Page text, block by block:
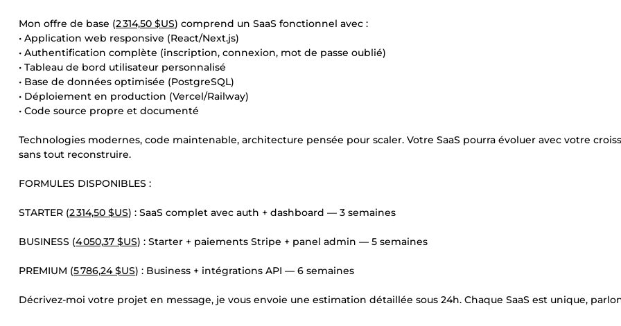
Mon offre de base (2 314,50 $US) comprend un SaaS fonctionnel avec :
• Application web responsive (React/Next.js)
• Authentification complète (inscription, connexion, mot de passe oublié)
• Tableau de bord utilisateur personnalisé
• Base de données optimisée (PostgreSQL)
• Déploiement en production (Vercel/Railway)
• Code source propre et documenté
Technologies modernes, code maintenable, architecture pensée pour scaler. Votre SaaS pourra évoluer avec votre
sans tout reconstruire.
FORMULES DISPONIBLES :
STARTER (2 314,50 $US) : SaaS complet avec auth + dashboard — 3 semaines
BUSINESS (4 050,37 $US) : Starter + paiements Stripe + panel admin — 5 semaines
PREMIUM (5 786,24 $US) : Business + intégrations API — 6 semaines
Décrivez-moi votre projet en message, je vous envoie une estimation détaillée sous 24h. Chaque SaaS est unique,